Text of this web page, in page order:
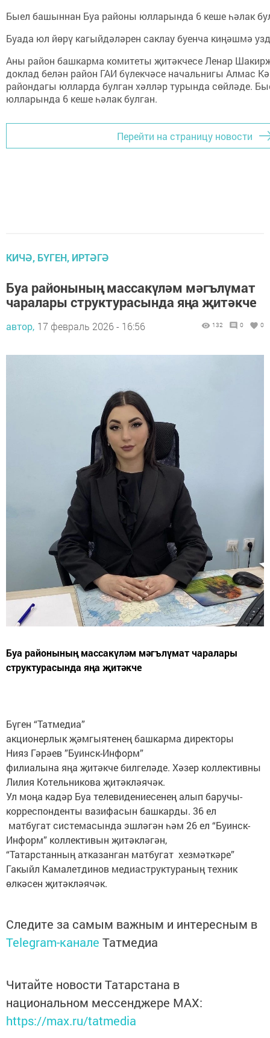
Быел башыннан Буа районы юлларында 6 кеше һәлак
Буада юл йөрү кагыйдәләрен саклау буенча киңәшмә
Аны район башкарма комитеты җитәкчесе Ленар
доклад белән район ГАИ бүлекчәсе начальнигы Алмас
райондагы юлларда булган хәлләр турында сөйләде.
юлларында 6 кеше һәлак булган.
Перейти на страницу новости
КИЧӘ, БҮГЕН, ИРТӘГӘ
Буа районының массакүләм мәгълүмат
чаралары структурасында яңа җитәкче
автор, 17 февраль 2026 - 16:56 132 0 0
Буа районының массакүләм мәгълүмат чаралары
структурасында яңа җитәкче
Бүген “Татмедиа”
акционерлык җәмгыятенең башкарма директоры
Нияз Гәрәев ”Буинск-Информ”
филиалына яңа җитәкче билгеләде. Хәзер коллективны
Лилия Котельникова җитәкләячәк.
Ул моңа кадәр Буа телевидениесенең алып баручы-
корреспонденты вазифасын башкарды. 36 ел
матбугат системасында эшләгән һәм 26 ел “Буинск-
Информ” коллективын җитәкләгән,
“Татарстанның атказанган матбугат хезмәткәре”
Гакыйл Камалетдинов медиаструктураның техник
өлкәсен җитәкләячәк.
Следите за самым важным и интересным в
Telegram-канале Татмедиа
Читайте новости Татарстана в
национальном мессенджере MАХ:
https://max.ru/tatmedia